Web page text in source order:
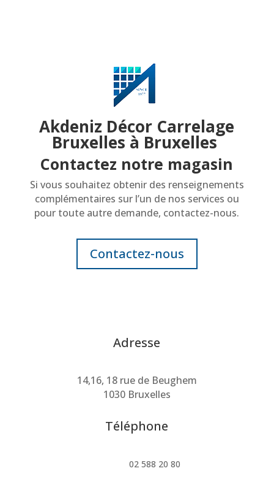
Akdeniz Décor Carrelage
Bruxelles à Bruxelles
Contactez notre magasin
Si vous souhaitez obtenir des renseignements
complémentaires sur l’un de nos services ou
pour toute autre demande, contactez-nous.
Contactez-nous
Adresse
14,16, 18 rue de Beughem
1030 Bruxelles
Téléphone
02 588 20 80